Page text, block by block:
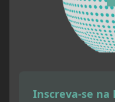
Inscreva-se